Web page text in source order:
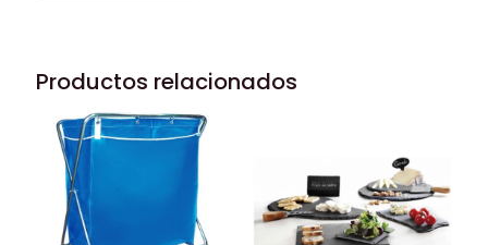
Productos relacionados